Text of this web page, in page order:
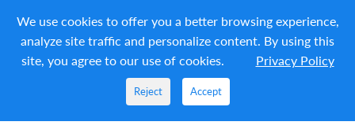
We use cookies to offer you a better browsing experience,
analyze site traffic and personalize content. By using this
site, you agree to our use of cookies. Privacy Policy
Reject Accept